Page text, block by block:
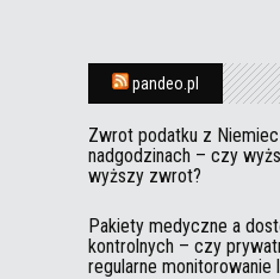
pandeo.pl
Zwrot podatku z
nadgodzinach – czy
wyższy zwrot?
Pakiety medyczne a
kontrolnych – czy
regularne monitorowanie